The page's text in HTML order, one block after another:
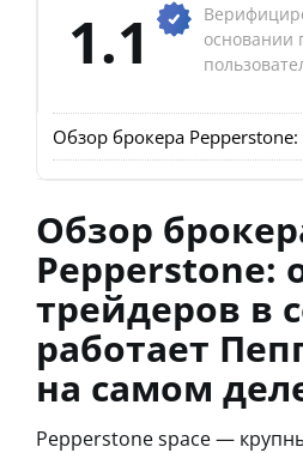
1.1
основании
Обзор брокера
Обзор
Pepperstone:
трейдеров в
работает
на самом
Pepperstone space —